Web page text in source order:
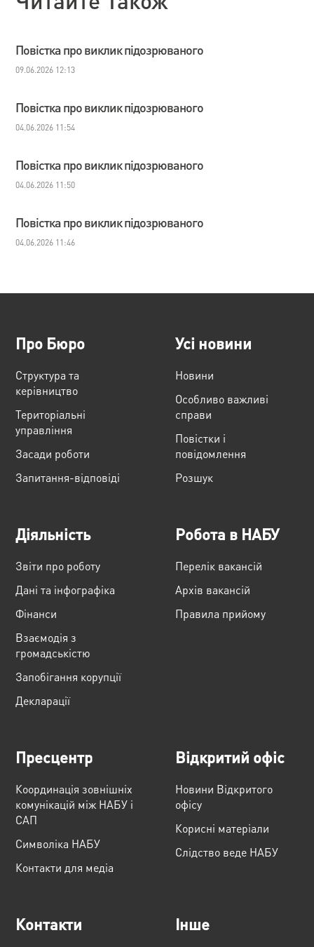
Повістка про виклик підозрюваного
09.06.2026 12:13
Повістка про виклик підозрюваного
04.06.2026 11:54
Повістка про виклик підозрюваного
04.06.2026 11:50
Повістка про виклик підозрюваного
04.06.2026 11:46
Про Бюро
Структура та
керівництво
Територіальні
управління
Засади роботи
Запитання-відповіді
Усі новини
Новини
Особливо важливі
справи
Повістки і
повідомлення
Розшук
Діяльність
Звіти про роботу
Дані та інфографіка
Фінанси
Взаємодія з
громадськістю
Запобігання корупції
Декларації
Робота в НАБУ
Перелік вакансій
Архів вакансій
Правила прийому
Пресцентр
Координація зовнішніх
комунікацій між НАБУ і
САП
Cимволіка НАБУ
Контакти для медіа
Відкритий офіс
Новини Відкритого
офісу
Корисні матеріали
Слідство веде НАБУ
Контакти Інше